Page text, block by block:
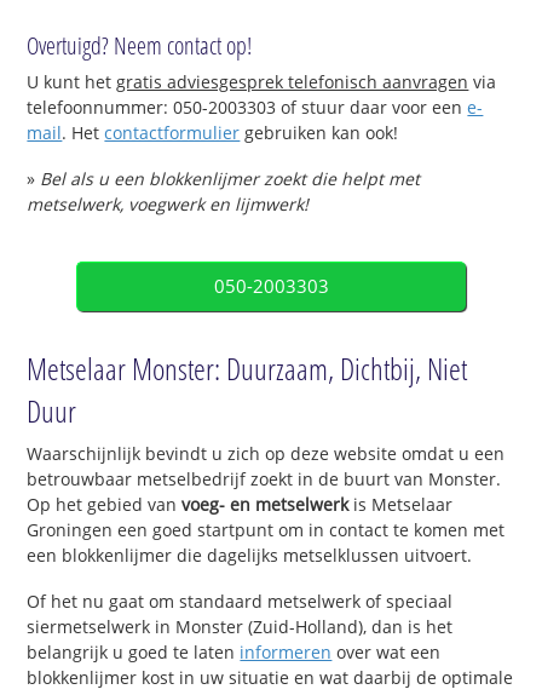
Overtuigd? Neem contact op!
U kunt hetgratis adviesgesprek telefonisch aanvragen via
telefoonnummer: 050-2003303 of stuur daar voor eene-
mail. Hetcontactformulier gebruiken kan ook!
» Bel als u een blokkenlijmer zoekt die helpt met
metselwerk, voegwerk en lijmwerk!
050-2003303
Metselaar Monster: Duurzaam, Dichtbij, Niet
Duur
Waarschijnlijk bevindt u zich op deze website omdat u een
betrouwbaar metselbedrijf zoekt in de buurt van Monster.
Op het gebied van voeg- en metselwerkis Metselaar
Groningen een goed startpunt om in contact te komen met
een blokkenlijmer die dagelijks metselklussen uitvoert.
Of het nu gaat om standaard metselwerk of speciaal
siermetselwerk in Monster (Zuid-Holland), dan is het
belangrijk u goed te laten informeren over wat een
blokkenlijmer kost in uw situatie en wat daarbij de optimale